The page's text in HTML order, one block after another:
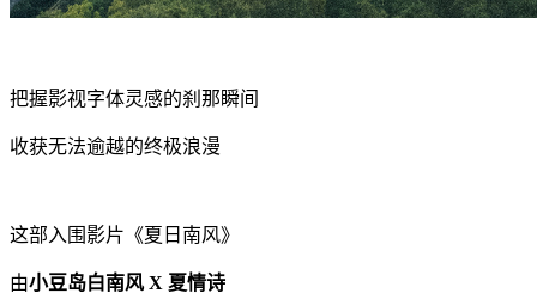
把握影视字体灵感的刹那瞬间
收获无法逾越的终极浪漫
这部入围影片《夏日南风》
由小豆岛白南风 X 夏情诗